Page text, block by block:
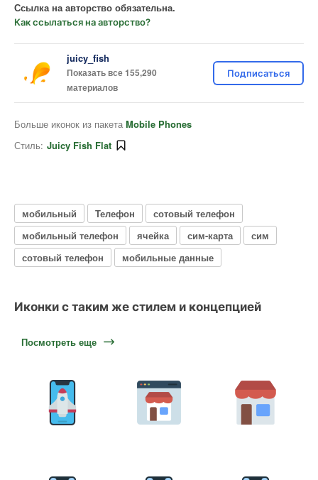
Ссылка на авторство обязательна.
Как ссылаться на авторство?
juicy_fish
Показать все 155,290
материалов
Подписаться
Больше иконок из пакета Mobile Phones
Стиль: Juicy Fish Flat
мобильный Телефон
сотовый телефон
мобильный телефон
ячейка сим-карта
сим
сотовый телефон
мобильные данные
Иконки с таким же стилем и концепцией
Посмотреть еще